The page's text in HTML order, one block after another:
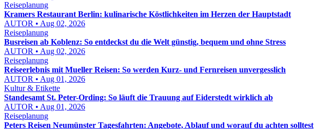
Reiseplanung
Kramers Restaurant Berlin: kulinarische Köstlichkeiten im Herzen der Hauptstadt
AUTOR • Aug 02, 2026
Reiseplanung
Busreisen ab Koblenz: So entdeckst du die Welt günstig, bequem und ohne Stress
AUTOR • Aug 02, 2026
Reiseplanung
Reiseerlebnis mit Mueller Reisen: So werden Kurz- und Fernreisen unvergesslich
AUTOR • Aug 01, 2026
Kultur & Etikette
Standesamt St. Peter-Ording: So läuft die Trauung auf Eiderstedt wirklich ab
AUTOR • Aug 01, 2026
Reiseplanung
Peters Reisen Neumünster Tagesfahrten: Angebote, Ablauf und worauf du achten solltest